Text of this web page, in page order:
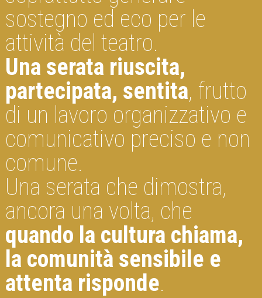
sostegno ed eco per le
attività del teatro.
Una serata riuscita,
partecipata, sentita, frutto
di un lavoro organizzativo e
comunicativo preciso e non
comune.
Una serata che dimostra,
ancora una volta, che
quando la cultura chiama,
la comunità sensibile e
attenta risponde.